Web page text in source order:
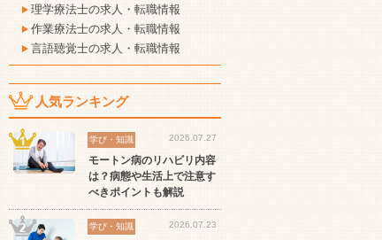
理学療法士の求人・転職情報
作業療法士の求人・転職情報
言語聴覚士の求人・転職情報
人気ランキング
学び・知識 2026.07.27
モートン病のリハビリ内容
は？病態や生活上で注意す
べきポイントも解説
学び・知識 2026.07.23